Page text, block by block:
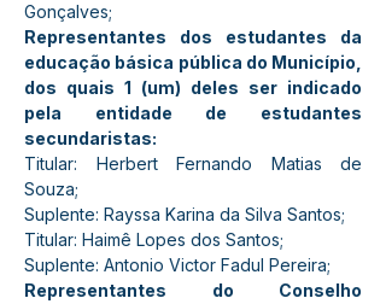
Gonçalves;
Representantes dos estudantes da
educação básica pública do Município,
dos quais 1 (um) deles ser indicado
pela entidade de estudantes
secundaristas:
Titular: Herbert Fernando Matias de
Souza;
Suplente: Rayssa Karina da Silva Santos;
Titular: Haimê Lopes dos Santos;
Suplente: Antonio Victor Fadul Pereira;
Representantes do Conselho